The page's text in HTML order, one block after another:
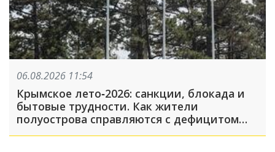
06.08.2026 11:54
Крымское лето‑2026: санкции, блокада и
бытовые трудности. Как жители
полуострова справляются с дефицитом